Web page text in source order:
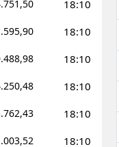
18:10
18:10
18:10
18:10
18:10
18:10